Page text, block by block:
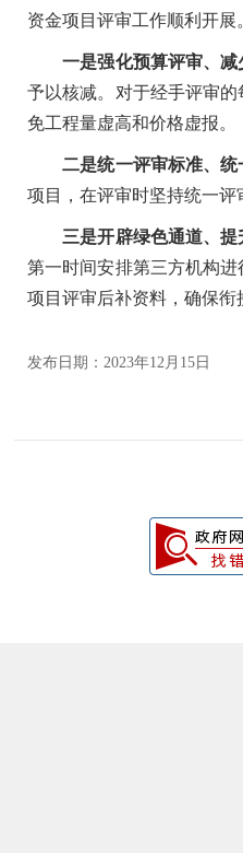
资金项目评审工作顺利开展
一是强化预算评审、减
予以核减。对于经手评审
免工程量虚高和价格虚报。
二是统一评审标准、统
项目，在评审时坚持统一
三是开辟绿色通道、提
第一时间安排第三方机构
项目评审后补资料，确保衔
发布日期：2023年12月15日